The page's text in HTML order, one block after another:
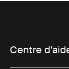
Centre